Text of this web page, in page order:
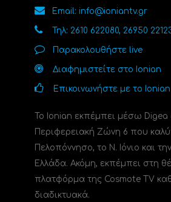
Email: info@ioniantv.gr
Τηλ: 2610 622080, 26950
Παρακολουθήστε live
Διαφημιστείτε στο Ionian
Επικοινωνήστε με το Ionian
Το Ionian εκπέμπει μέσω Digea
Περιφερειακή Ζώνη 6 που
Πελοπόννησο, το N. Ιόνιο και
Ελλάδα. Ακόμη, εκπέμπει στη
πλατφόρμα της Cosmote TV
διαδικτυακά.